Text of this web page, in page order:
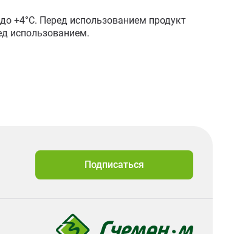
+4°С. Перед использованием продукт
использованием.
Подписаться